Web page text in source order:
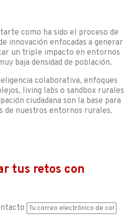
como ha sido el proceso de
innovación enfocadas a generar
un triple impacto en entornos
baja densidad de población.
colaborativa, enfoques
living labs o sandbox rurales
ciudadana son la base para
de nuestros entornos rurales.
tus retos con